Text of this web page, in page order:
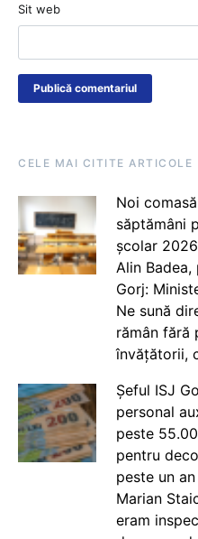
Sit web
CELE MAI CITITE ARTICOLE
Noi
săptămâni
școlar
Alin
Gorj:
Ne sună
rămân fără
învățătorii,
Șeful ISJ
personal
peste
pentru
peste un
Marian
eram